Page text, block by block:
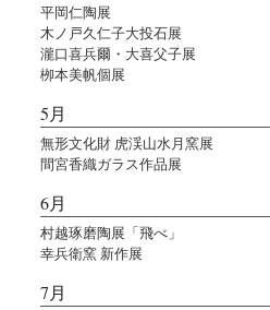
平岡仁陶展
木ノ戸久仁子大投石展
瀧口喜兵爾・大喜父子展
栁本美帆個展
5月
無形文化財 虎渓山水月窯展
間宮香織ガラス作品展
6月
村越琢磨陶展「飛べ」
幸兵衛窯 新作展
7月